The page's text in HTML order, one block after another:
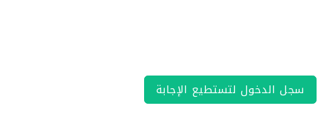
سجل الدخول لتستطيع الإجابة